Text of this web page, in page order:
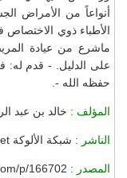
أنواعاً من الأمراض
الأطباء ذوي الاختصاص
ماشرع من عيادة
على الدليل. - قدم له:
حفظه الله -.
المؤلف : خالد بن عبد
الناشر : شبكة الألوكة http://www.alukah.net
المصدر : p/166702